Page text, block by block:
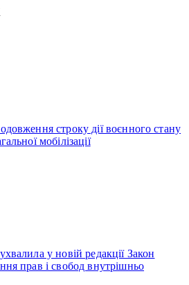
строку дії воєнного стану
мобілізації
у новій редакції Закон
прав і свобод внутрішньо